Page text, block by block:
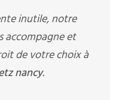
inutile, notre
accompagne et
de votre choix à
nancy.